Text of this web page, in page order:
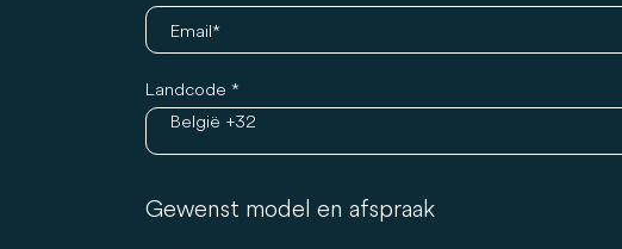
Landcode
België +32
Gewenst model en afspraak